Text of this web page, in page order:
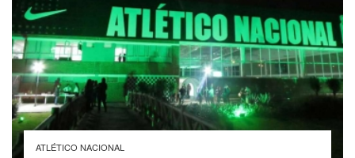
ATLÉTICO NACIONAL